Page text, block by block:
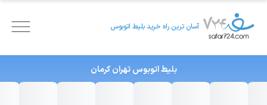
آسان ترین راه خرید بلیط اتوبوس
بلیط اتوبوس تهران کرمان